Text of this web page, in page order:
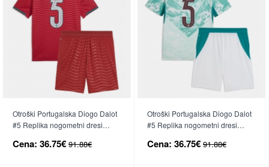
Otroški Portugalska Diogo Dalot
#5 Replika nogometni dresi
Rokav (+ hlače)
Cena: 36.75€ 91.88€
Otroški Portugalska Diogo Dalot
#5 Replika nogometni dresi
Kratek Rokav (+ hlače)
Cena: 36.75€ 91.88€